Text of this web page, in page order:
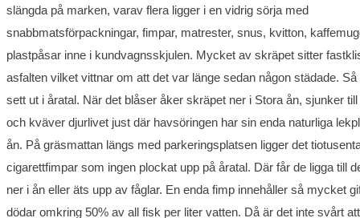
slängda på marken, varav flera ligger i en vidrig sörja med
snabbmatsförpackningar, fimpar, matrester, snus, kvitton,
plastpåsar inne i kundvagnsskjulen. Mycket av skräpet sitter
asfalten vilket vittnar om att det var länge sedan någon städade. Så
sett ut i åratal. När det blåser åker skräpet ner i Stora ån, sjunker till
och kväver djurlivet just där havsöringen har sin enda naturliga
ån. På gräsmattan längs med parkeringsplatsen ligger det
cigarettfimpar som ingen plockat upp på åratal. Där får de ligga till
ner i ån eller äts upp av fåglar. En enda fimp innehåller så mycket
dödar omkring 50% av all fisk per liter vatten. Då är det inte svårt